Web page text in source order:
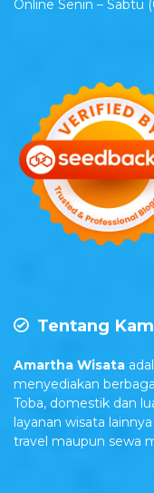
Online Senin – Sabtu
Tentang
Amartha Wisata
menyediakan
Toba, domestik dan
layanan wisata
travel maupun sewa